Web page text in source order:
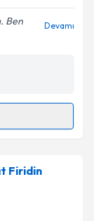
belirtilen
Ben
Devamı
talebi
için bir
Firidin